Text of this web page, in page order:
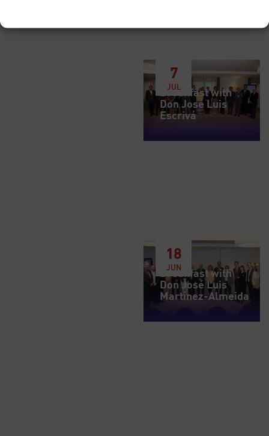
7
JUL
Breakfast with
Don José Luis
Escrivá
18
JUN
Breakfast with
Don José Luis
Martínez-Almeida